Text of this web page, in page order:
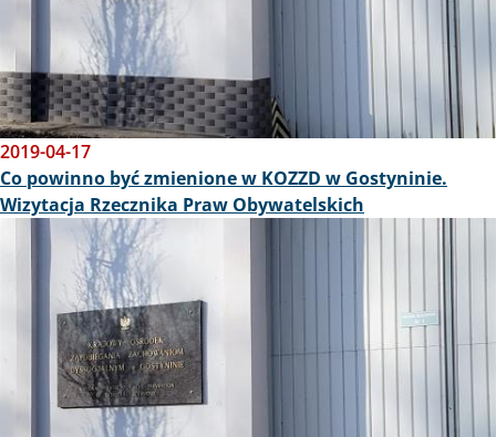
2019-04-17
Co powinno być zmienione w KOZZD w Gostyninie.
Wizytacja Rzecznika Praw Obywatelskich
Obraz